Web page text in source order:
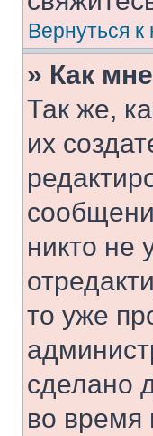
Вернуться к
» Как
Так же,
их
никто не
то уже
сделано
во время